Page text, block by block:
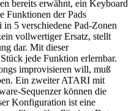
bereits erwähnt, ein Keyboard
Funktionen der Pads
5 verschiedene Pad-Zonen
vollwertiger Ersatz, stellt
dar. Mit dieser
jede Funktion erlernbar.
improvisieren will, muß
Ein zweiter ATARI mit
Sequenzer können die
Konfiguration ist eine